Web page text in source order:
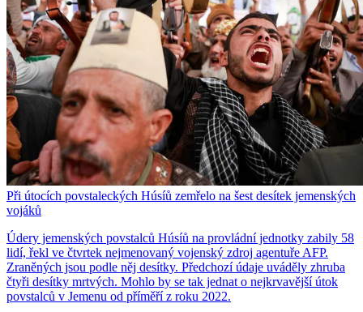
Při útocích povstaleckých Húsíů zemřelo na šest desítek jemenských
vojáků
Údery jemenských povstalců Húsíů na provládní jednotky zabily 58
lidí, řekl ve čtvrtek nejmenovaný vojenský zdroj agentuře AFP.
Zraněných jsou podle něj desítky. Předchozí údaje uváděly zhruba
čtyři desítky mrtvých. Mohlo by se tak jednat o nejkrvavější útok
povstalců v Jemenu od příměří z roku 2022.